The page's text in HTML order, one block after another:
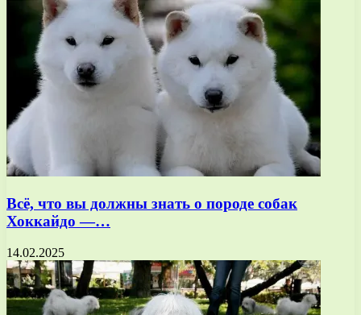
Всё, что вы должны знать о породе собак
Хоккайдо —…
14.02.2025